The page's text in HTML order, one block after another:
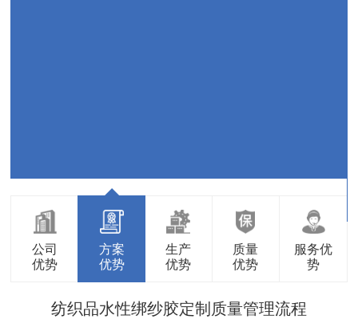
公司
优势
方案
优势
生产
优势
质量
优势
服务优
势
纺织品水性绑纱胶定制质量管理流程